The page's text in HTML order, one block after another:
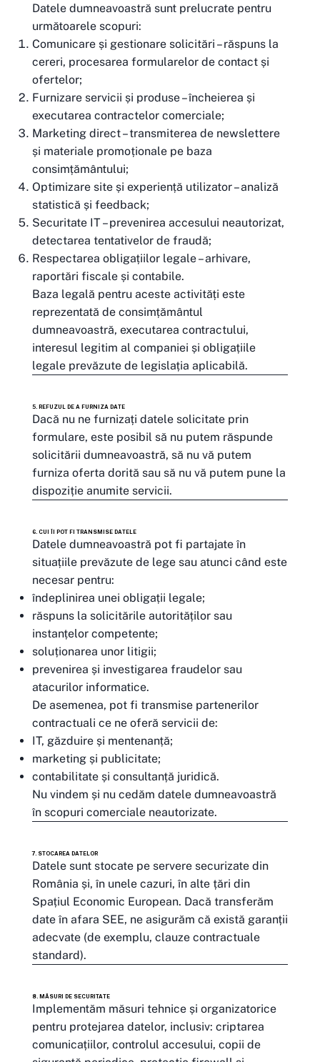
Datele dumneavoastră sunt prelucrate pentru
următoarele scopuri:
Comunicare și gestionare solicitări – răspuns la
cereri, procesarea formularelor de contact și
ofertelor;
Furnizare servicii și produse – încheierea și
executarea contractelor comerciale;
Marketing direct – transmiterea de newslettere
și materiale promoționale pe baza
consimțământului;
Optimizare site și experiență utilizator – analiză
statistică și feedback;
Securitate IT – prevenirea accesului neautorizat,
detectarea tentativelor de fraudă;
Respectarea obligațiilor legale – arhivare,
raportări fiscale și contabile.
Baza legală pentru aceste activități este
reprezentată de consimțământul
dumneavoastră, executarea contractului,
interesul legitim al companiei și obligațiile
legale prevăzute de legislația aplicabilă.
5. REFUZUL DE A FURNIZA DATE
Dacă nu ne furnizați datele solicitate prin
formulare, este posibil să nu putem răspunde
solicitării dumneavoastră, să nu vă putem
furniza oferta dorită sau să nu vă putem pune la
dispoziție anumite servicii.
6. CUI ÎI POT FI TRANSMISE DATELE
Datele dumneavoastră pot fi partajate în
situațiile prevăzute de lege sau atunci când este
necesar pentru:
îndeplinirea unei obligații legale;
răspuns la solicitările autorităților sau
instanțelor competente;
soluționarea unor litigii;
prevenirea și investigarea fraudelor sau
atacurilor informatice.
De asemenea, pot fi transmise partenerilor
contractuali ce ne oferă servicii de:
IT, găzduire și mentenanță;
marketing și publicitate;
contabilitate și consultanță juridică.
Nu vindem și nu cedăm datele dumneavoastră
în scopuri comerciale neautorizate.
7. STOCAREA DATELOR
Datele sunt stocate pe servere securizate din
România și, în unele cazuri, în alte țări din
Spațiul Economic European. Dacă transferăm
date în afara SEE, ne asigurăm că există garanții
adecvate (de exemplu, clauze contractuale
standard).
8. MĂSURI DE SECURITATE
Implementăm măsuri tehnice și organizatorice
pentru protejarea datelor, inclusiv: criptarea
comunicațiilor, controlul accesului, copii de